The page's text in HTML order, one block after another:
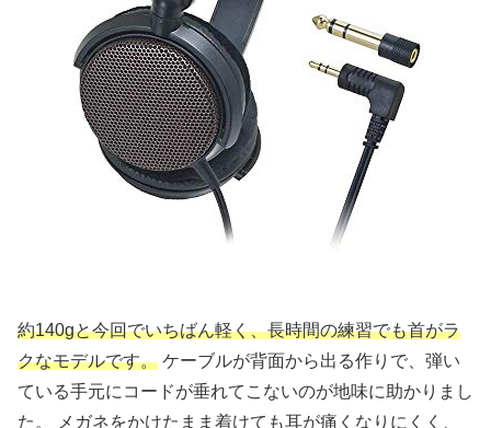
約140gと今回でいちばん軽く、長時間の練習でも首がラ
クなモデルです。 ケーブルが背面から出る作りで、弾い
ている手元にコードが垂れてこないのが地味に助かりまし
た。 メガネをかけたまま着けても耳が痛くなりにくく、